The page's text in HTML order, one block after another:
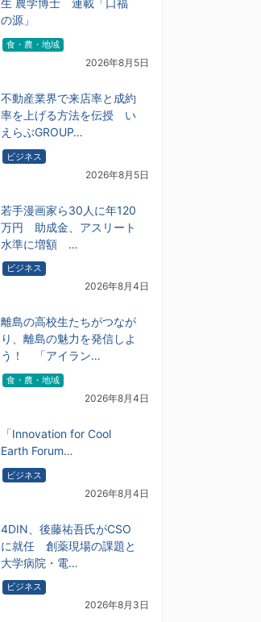
生 農学博士 連載「口福
の源」
食・農・地域
2026年8月5日
不動産業界で来店率と成約
率を上げる方法を伝授 い
えらぶGROUP…
ビジネス
2026年8月5日
若手漫画家ら30人に年120
万円 助成金、アスリート
水準に増額 …
ビジネス
2026年8月4日
離島の高校生たちがつなが
り、離島の魅力を発信しよ
う！ 「アイラン…
食・農・地域
2026年8月4日
「Innovation for Cool
Earth Forum…
ビジネス
2026年8月4日
4DIN、後藤祐吾氏がCSO
に就任 創薬現場の課題と
大学病院・電…
ビジネス
2026年8月3日